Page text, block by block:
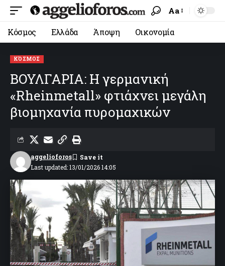
Aa
Κόσμος Ελλάδα Άποψη Οικονομία
ΚΌΣΜΟΣ
ΒΟΥΛΓΑΡΙΑ: Η γερμανική
«Rheinmetall» φτιάχνει μεγάλη
βιομηχανία πυρομαχικών
Last updated: 13/01/2026 14:05
aggelioforos